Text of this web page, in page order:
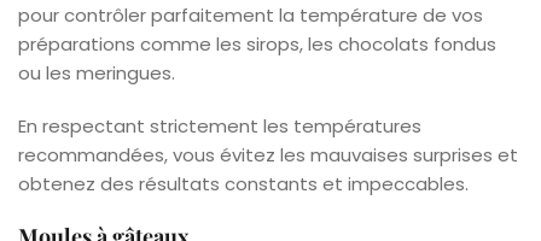
pour contrôler parfaitement la température de vos
préparations comme les sirops, les chocolats fondus
ou les meringues.
En respectant strictement les températures
recommandées, vous évitez les mauvaises surprises et
obtenez des résultats constants et impeccables.